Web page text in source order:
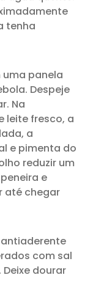
tenha
panela
Despeje
Na
leite fresco, a
a
e pimenta do
reduzir um
e
até chegar
com sal
dourar